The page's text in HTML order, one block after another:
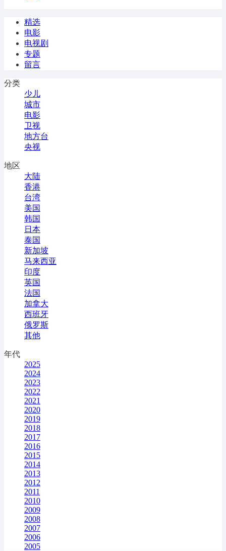
精选
电影
电视剧
专题
留言
分类
少儿
城市
电影
卫视
地方台
央视
地区
大陆
香港
台湾
美国
韩国
日本
泰国
新加坡
马来西亚
印度
英国
法国
加拿大
西班牙
俄罗斯
其他
年代
2025
2024
2023
2022
2021
2020
2019
2018
2017
2016
2015
2014
2013
2012
2011
2010
2009
2008
2007
2006
2005